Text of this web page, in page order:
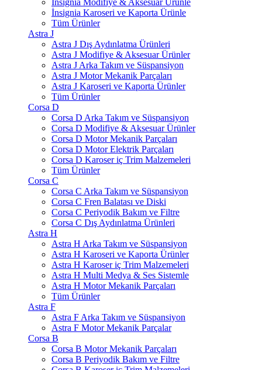
İnsignia Modifiye & Aksesuar Ürünle
İnsignia Karoseri ve Kaporta Ürünle
Tüm Ürünler
Astra J
Astra J Dış Aydınlatma Ürünleri
Astra J Modifiye & Aksesuar Ürünler
Astra J Arka Takım ve Süspansiyon
Astra J Motor Mekanik Parçaları
Astra J Karoseri ve Kaporta Ürünler
Tüm Ürünler
Corsa D
Corsa D Arka Takım ve Süspansiyon
Corsa D Modifiye & Aksesuar Ürünler
Corsa D Motor Mekanik Parçaları
Corsa D Motor Elektrik Parçaları
Corsa D Karoser iç Trim Malzemeleri
Tüm Ürünler
Corsa C
Corsa C Arka Takım ve Süspansiyon
Corsa C Fren Balatası ve Diski
Corsa C Periyodik Bakım ve Filtre
Corsa C Dış Aydınlatma Ürünleri
Astra H
Astra H Arka Takım ve Süspansiyon
Astra H Karoseri ve Kaporta Ürünler
Astra H Karoser iç Trim Malzemeleri
Astra H Multi Medya & Ses Sistemle
Astra H Motor Mekanik Parçaları
Tüm Ürünler
Astra F
Astra F Arka Takım ve Süspansiyon
Astra F Motor Mekanik Parçalar
Corsa B
Corsa B Motor Mekanik Parçaları
Corsa B Periyodik Bakım ve Filtre